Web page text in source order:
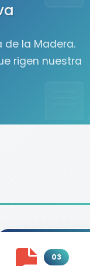
de la Madera.
rigen nuestra
03